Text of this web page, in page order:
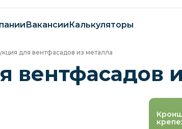
ВакансииКалькуляторы
для вентфасадов из металла
вентфасадов